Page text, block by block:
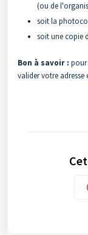
(ou de
soit la
soit une copie
Bon à savoir : pour
valider votre